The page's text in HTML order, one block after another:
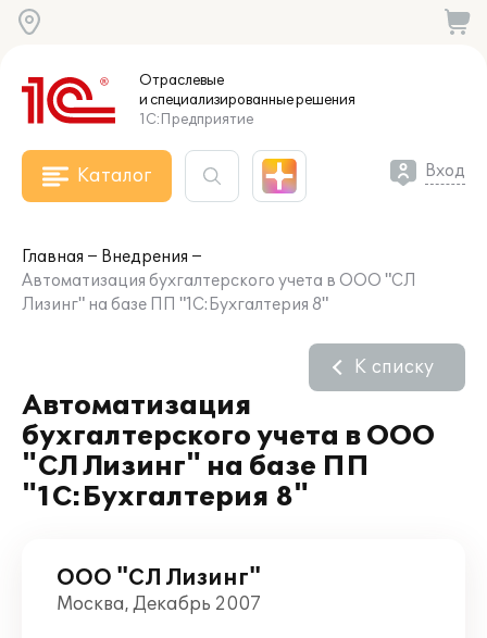
Отраслевые
и специализированныерешения
1С:Предприятие
Каталог Вход
Главная
Внедрения
Автоматизация бухгалтерского учета в ООО "СЛ
Лизинг" на базе ПП "1С:Бухгалтерия 8"
Автоматизация
бухгалтерского учета в ООО
"СЛ Лизинг" на базе ПП
"1С:Бухгалтерия 8"
К списку
ООО "СЛ Лизинг"
Москва, Декабрь 2007